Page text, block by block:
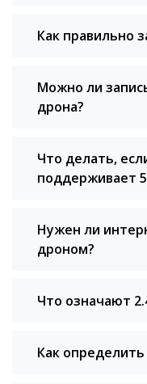
Как правильно
Можно ли
дрона?
Что делать,
поддерживает
Нужен ли
дроном?
Что означают
Как